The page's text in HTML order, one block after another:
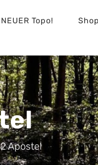
NEUER Topo! Shop
Apostel